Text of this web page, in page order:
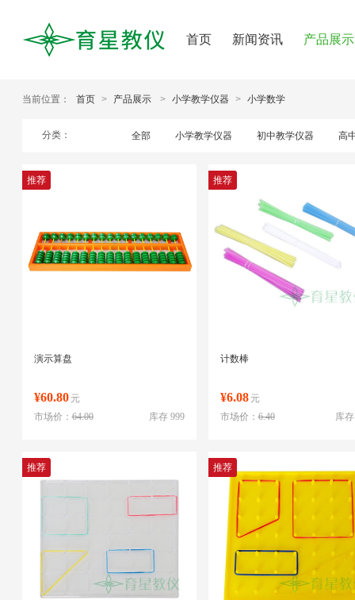
首页 新闻资讯 产品展示
当前位置： 首页 > 产品展示 > 小学教学仪器 > 小学数学
分类： 全部 小学教学仪器 初中教学仪器 高
推荐
演示算盘
¥60.80 元
库存 999
市场价：64.00
推荐
计数棒
¥6.08 元
库
市场价：6.40
推荐 推荐